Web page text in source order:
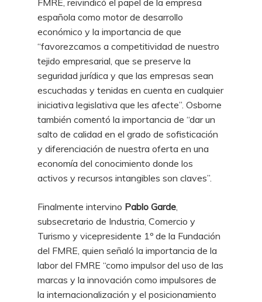
española como motor de desarrollo
económico y la importancia de que
“favorezcamos a competitividad de nuestro
tejido empresarial, que se preserve la
seguridad jurídica y que las empresas sean
escuchadas y tenidas en cuenta en cualquier
iniciativa legislativa que les afecte”. Osborne
también comentó la importancia de “dar un
salto de calidad en el grado de sofisticación
y diferenciación de nuestra oferta en una
economía del conocimiento donde los
activos y recursos intangibles son claves”.
Finalmente intervino Pablo Garde
subsecretario de Industria, Comercio y
Turismo y vicepresidente 1º de la Fundación
del FMRE, quien señaló la importancia de la
labor del FMRE “como impulsor del uso de las
marcas y la innovación como impulsores de
la internacionalización y el posicionamiento